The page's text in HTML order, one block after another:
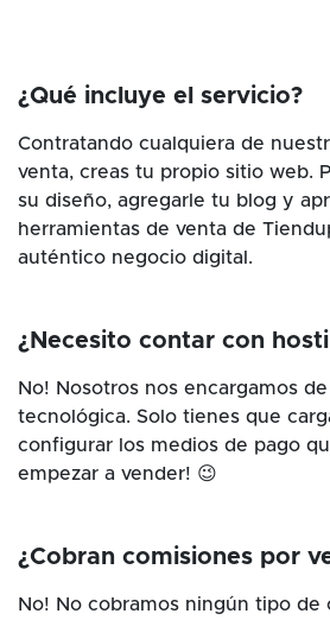
¿Qué incluye el servicio?
Contratando cualquiera de
venta, creas tu propio sitio web.
su diseño, agregarle tu blog y
herramientas de venta de
auténtico negocio digital.
¿Necesito contar con
No! Nosotros nos encargamos
tecnológica. Solo tienes que
configurar los medios de pago
empezar a vender! 😉
¿Cobran comisiones por
No! No cobramos ningún tipo de